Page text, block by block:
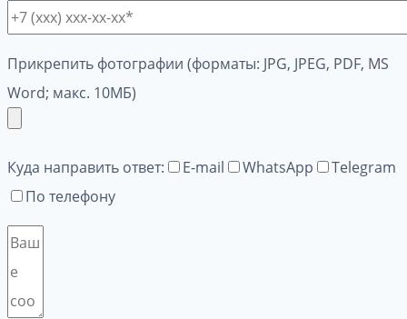
Прикрепить фотографии (форматы: JPG, JPEG, PDF, MS
Word; макс. 10МБ)
Куда направить ответ: E-mail WhatsApp
Telegram
По телефону